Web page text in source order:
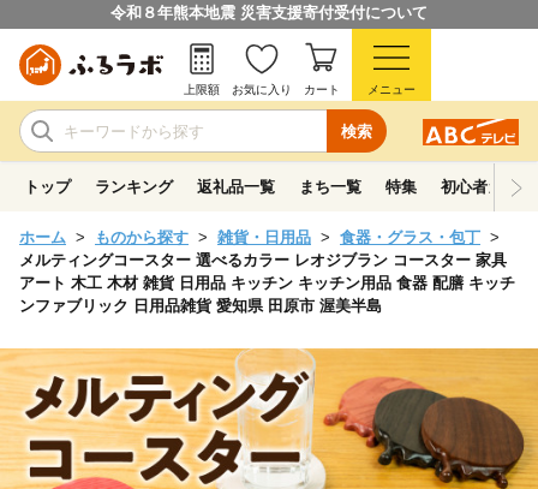
令和８年熊本地震 災害支援寄付受付について
検索
上限額 お気に入り カート メニュー
トップ ランキング 返礼品一覧 まち一覧 特集 初心者ガイド
ホーム ものから探す 雑貨・日用品
食器・グラス・包丁
メルティングコースター 選べるカラー レオジブラン コースター 家具
アート 木工 木材 雑貨 日用品 キッチン キッチン用品 食器 配膳 キッチ
ンファブリック 日用品雑貨 愛知県 田原市 渥美半島